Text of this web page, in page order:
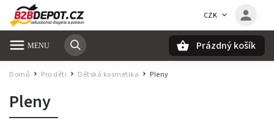
CZK
Prázdný košík
Domů / Pro děti / Dětská kosmetika / Pleny
Pleny